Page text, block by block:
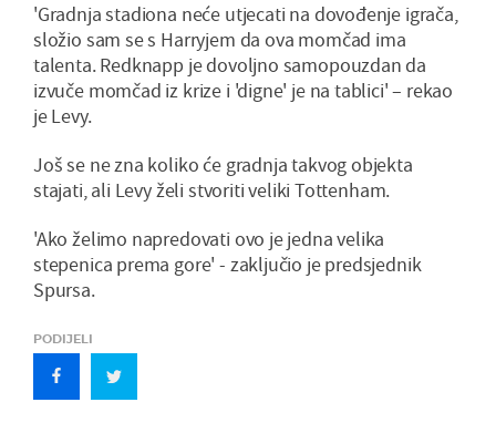
'Gradnja stadiona neće utjecati na dovođenje igrača,
složio sam se s Harryjem da ova momčad ima
talenta. Redknapp je dovoljno samopouzdan da
izvuče momčad iz krize i 'digne' je na tablici' – rekao
je Levy.
Još se ne zna koliko će gradnja takvog objekta
stajati, ali Levy želi stvoriti veliki Tottenham.
'Ako želimo napredovati ovo je jedna velika
stepenica prema gore' - zaključio je predsjednik
Spursa.
PODIJELI